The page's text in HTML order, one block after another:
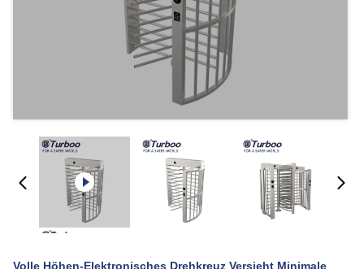
Volle Höhen-Elektronisches Drehkreuz Versieht Minimale